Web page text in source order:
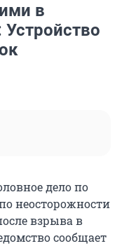
в
дело по
неосторожности
взрыва в
сообщает